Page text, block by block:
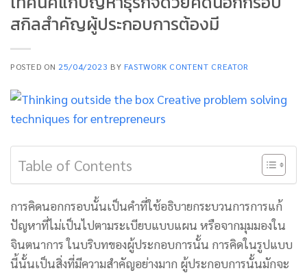
สกิลสำคัญผู้ประกอบการต้องมี
POSTED ON 25/04/2023 BY FASTWORK CONTENT CREATOR
Table of Contents
การคิดนอกกรอบนั้นเป็นคำที่ใช้อธิบายกระบวนการการแก้
ปัญหาที่ไม่เป็นไปตามระเบียบแบบแผน หรือจากมุมมองใน
จินตนาการ ในบริบทของผู้ประกอบการนั้น การคิดในรูปแบบ
นี้นั้นเป็นสิ่งที่มีความสำคัญอย่างมาก ผู้ประกอบการนั้นมักจะ